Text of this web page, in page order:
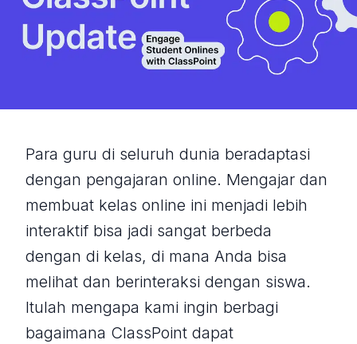
Para guru di seluruh dunia beradaptasi
dengan pengajaran online. Mengajar dan
membuat kelas online ini menjadi lebih
interaktif bisa jadi sangat berbeda
dengan di kelas, di mana Anda bisa
melihat dan berinteraksi dengan siswa.
Itulah mengapa kami ingin berbagi
bagaimana ClassPoint dapat